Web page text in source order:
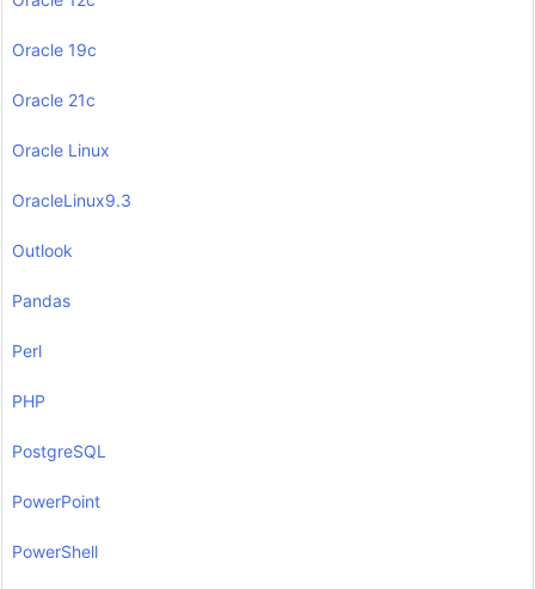
Oracle 19c
Oracle 21c
Oracle Linux
OracleLinux9.3
Outlook
Pandas
Perl
PHP
PostgreSQL
PowerPoint
PowerShell